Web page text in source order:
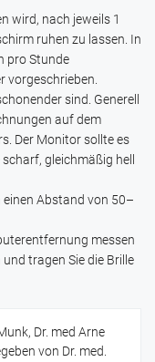
wird, nach jeweils 1
ruhen zu lassen. In
pro Stunde
vorgeschrieben.
sind. Generell
auf dem
Der Monitor sollte es
gleichmäßig hell
Abstand von 50–
messen
tragen Sie die Brille
Dr. med Arne
von Dr. med.